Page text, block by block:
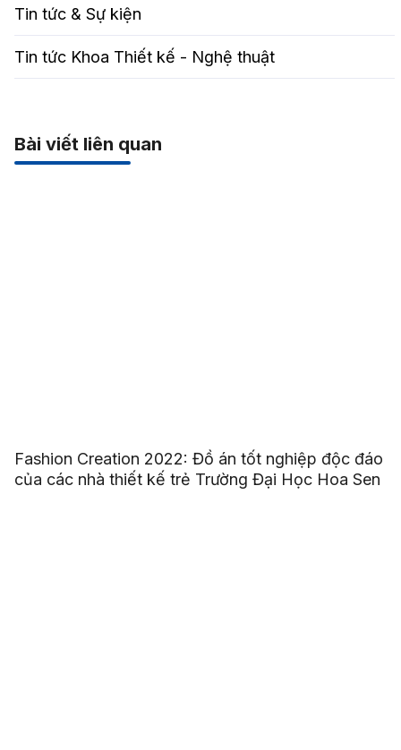
Tin tức & Sự kiện
Tin tức Khoa Thiết kế - Nghệ thuật
Bài viết liên quan
Fashion Creation 2022: Đồ án tốt nghiệp độc đáo
của các nhà thiết kế trẻ Trường Đại Học Hoa Sen